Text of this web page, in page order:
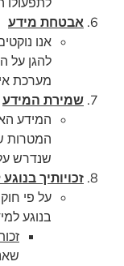
אבטחת מידע
אנו
להגן על
מערכת
שמירת המידע
המידע
המטרות
שנדרש
זכויותיך
על פי
בנוגע